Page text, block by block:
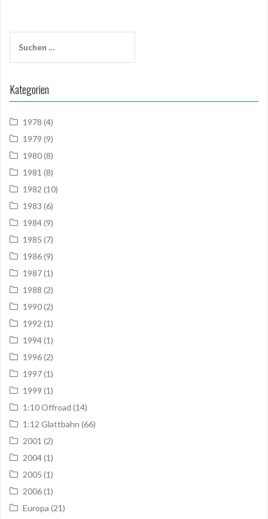
nach:
Kategorien
1978 (4)
1979 (9)
1980(8)
1981 (8)
1982 (10)
1983 (6)
1984(9)
1985 (7)
1986(9)
1987(1)
1988 (2)
1990(2)
1992 (1)
1994(1)
1996(2)
1997(1)
1999 (1)
1:10 Offroad (14)
1:12 Glattbahn (66)
2001 (2)
2004(1)
2005 (1)
2006(1)
Europa (21)